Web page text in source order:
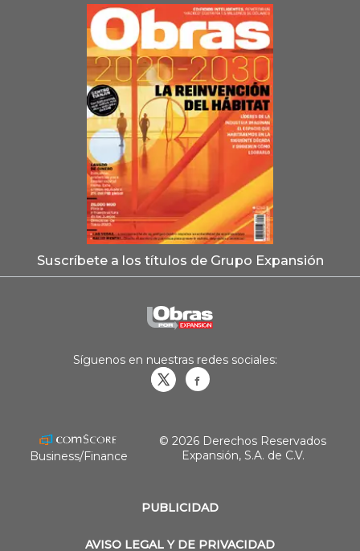
Suscríbete a los títulos de Grupo Expansión
PUBLICIDAD
AVISO LEGAL Y DE PRIVACIDAD
Síguenos en nuestras redes sociales:
Business/Finance
© 2026 Derechos Reservados
Expansión, S.A. de C.V.